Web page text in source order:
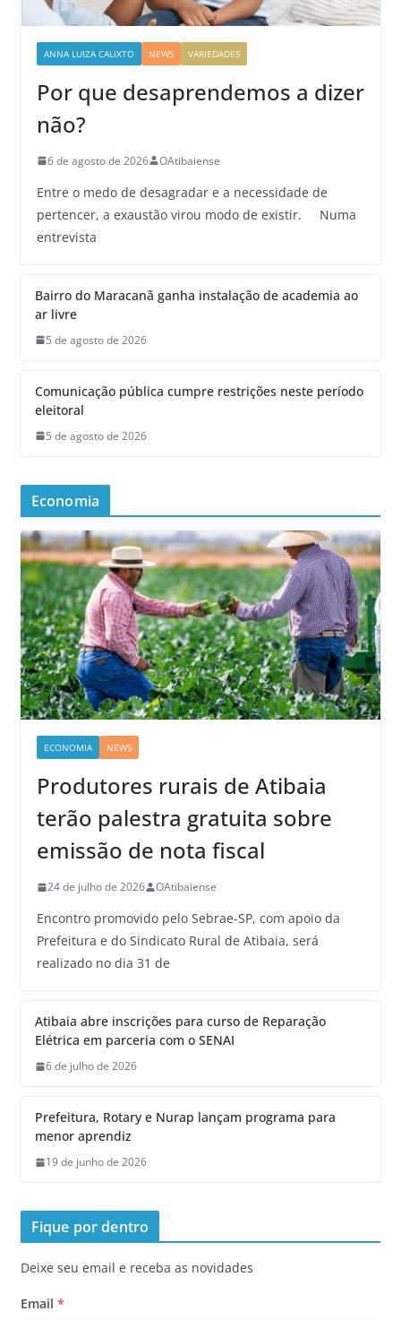
ANNA LUIZA CALIXTO NEWS VARIEDADES
Por que desaprendemos a dizer
não?
6 de agosto de 2026 OAtibaiense
Entre o medo de desagradar e a necessidade de
pertencer, a exaustão virou modo de existir. Numa
entrevista
Bairro do Maracanã ganha instalação de academia ao
ar livre
5 de agosto de 2026
Comunicação pública cumpre restrições neste período
eleitoral
5 de agosto de 2026
Economia
ECONOMIA NEWS
Produtores rurais de Atibaia
terão palestra gratuita sobre
emissão de nota fiscal
24 de julho de 2026 OAtibaiense
Encontro promovido pelo Sebrae-SP, com apoio da
Prefeitura e do Sindicato Rural de Atibaia, será
realizado no dia 31 de
Atibaia abre inscrições para curso de Reparação
Elétrica em parceria com o SENAI
6 de julho de 2026
Prefeitura, Rotary e Nurap lançam programa para
menor aprendiz
19 de junho de 2026
Fique por dentro
Deixe seu email e receba as novidades
Email *